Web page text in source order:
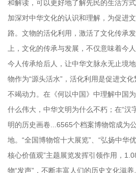
和解读，可以更好地了解先民的生活方
加深对中华文化的认识和理解，为促进
路。文物的活化利用，激活了文化传承
上，文化的传承与发展，不仅意味着今
今人传承给后人，让中华文脉永无止境
物作为“源头活水”，活化利用是促进文
不竭动力。在《何以中国》中理解中国
什么伟大，中华文明为什么不朽；在“汉
明的历史画卷...6565个档案博物馆成为
地。“全国博物馆十大展览”、“弘扬中华
核心价值观”主题展览发挥引领作用，
物“发声”，不断丰富人们的历史文化滋